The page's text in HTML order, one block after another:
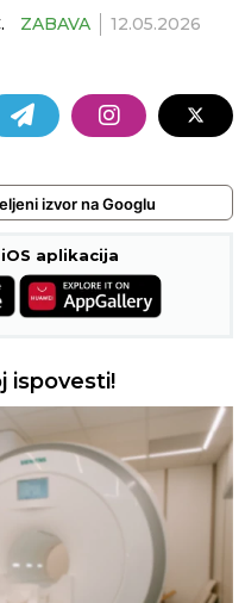
ZABAVA 12.05.2026
izvor na Googlu
aplikacija
ispovesti!